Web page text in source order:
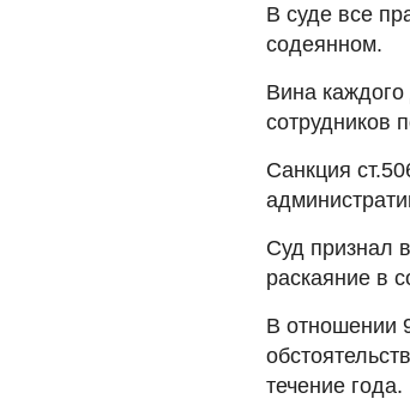
В суде все
содеянном.
Вина
сотрудников
Санкция
Суд признал
раскаяние в
В отношении
течение года.